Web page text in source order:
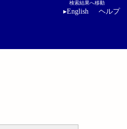
検索結果へ移動
▸English ヘルプ